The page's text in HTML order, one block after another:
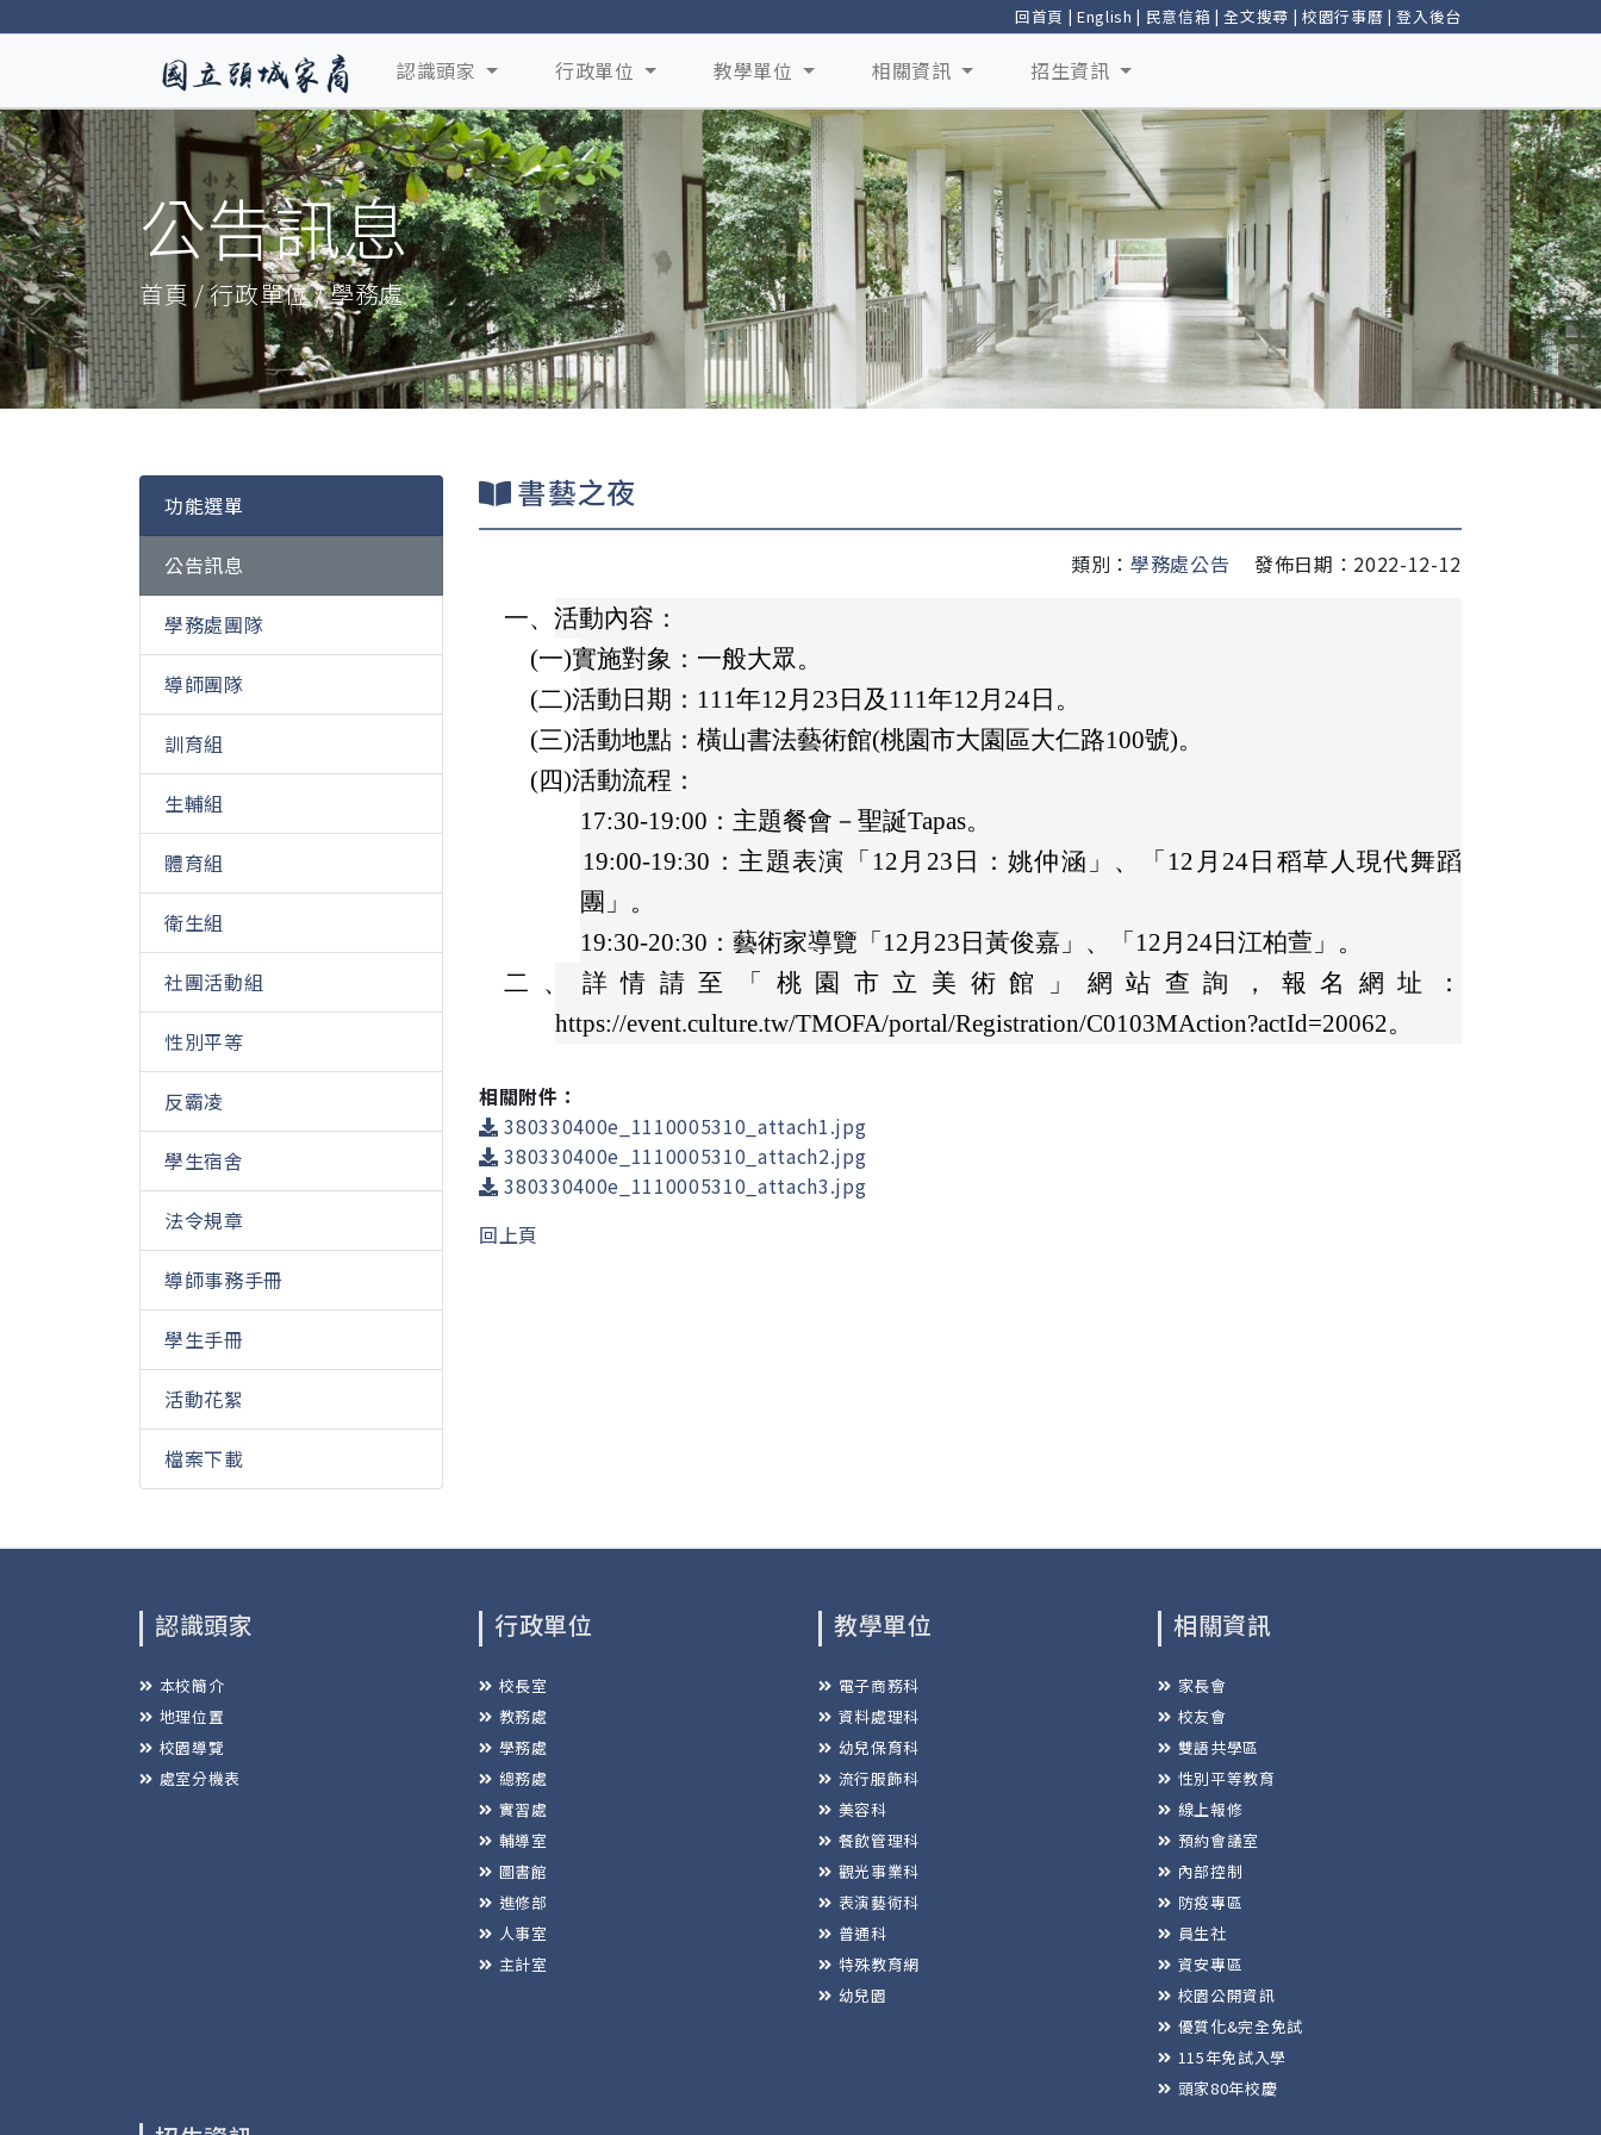
回首頁 | English | 民意信箱 |全文搜尋 | 校園行事曆 |登入後台
認識頭家 行政單位 教學單位 相關資訊 招生資訊
公告訊息
首頁 / 行政單位 / 學務處
功能選單
公告訊息
學務處團隊
導師團隊
訓育組
生輔組
體育組
衛生組
社團活動組
性別平等
反霸凌
學生宿舍
法令規章
導師事務手冊
學生手冊
活動花絮
檔案下載
書藝之夜
類別： 學務處公告
發佈日期：2022-12-12
一、活動內容：
(一)實施對象：一般大眾。
(二)活動日期：111年12月23日及111年12月24日。
(三)活動地點：橫山書法藝術館(桃園市大園區大仁路100號)。
(四)活動流程：
17:30-19:00：主題餐會－聖誕Tapas。
19:00-19:30：主題表演「12月23日：姚仲涵」、「12月24日稻草人現代舞蹈
團」。
19:30-20:30：藝術家導覽「12月23日黃俊嘉」、「12月24日江柏萱」。
二、 詳情請至「桃園市立美術館」網站查詢，報名網址：
https://event.culture.tw/TMOFA/portal/Registration/C0103MAction?actId=20062。
相關附件：
380330400e_1110005310_attach1.jpg
380330400e_1110005310_attach2.jpg
380330400e_1110005310_attach3.jpg
回上頁
認識頭家
本校簡介
地理位置
校園導覽
處室分機表
行政單位
校長室
教務處
學務處
總務處
實習處
輔導室
圖書館
進修部
人事室
主計室
教學單位
電子商務科
資料處理科
幼兒保育科
流行服飾科
美容科
餐飲管理科
觀光事業科
表演藝術科
普通科
特殊教育網
幼兒園
相關資訊
家長會
校友會
雙語共學區
性別平等教育
線上報修
預約會議室
內部控制
防疫專區
員生社
資安專區
校園公開資訊
優質化&完全免試
115年免試入學
頭家80年校慶